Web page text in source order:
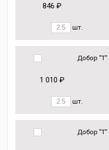
846 ₽
шт.
Добор
1 010 ₽
шт.
Добор